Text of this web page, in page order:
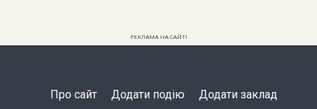
РЕКЛАМА НА САЙТІ
Про сайт Додати подію Додати заклад